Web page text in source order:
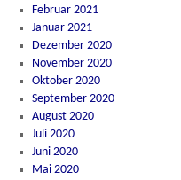
Februar 2021
Januar 2021
Dezember 2020
November 2020
Oktober 2020
September 2020
August 2020
Juli 2020
Juni 2020
Mai 2020